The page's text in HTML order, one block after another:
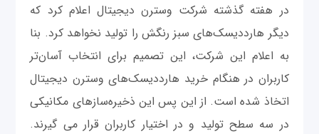
در هفته گذشته شرکت وسترن دیجیتال اعلام کرد که
دیگر هارددیسک‌های سبز رنگش را تولید نخواهد کرد. بنا
به اعلام این شرکت، این تصمیم برای انتخاب آسان‌تر
کاربران در هنگام خرید هارددیسک‌های وسترن دیجیتال
اتخاذ شده است. از این پس این ذخیره‌سازهای مکانیکی
در سه سطح تولید و در اختیار کاربران قرار می گیرند.